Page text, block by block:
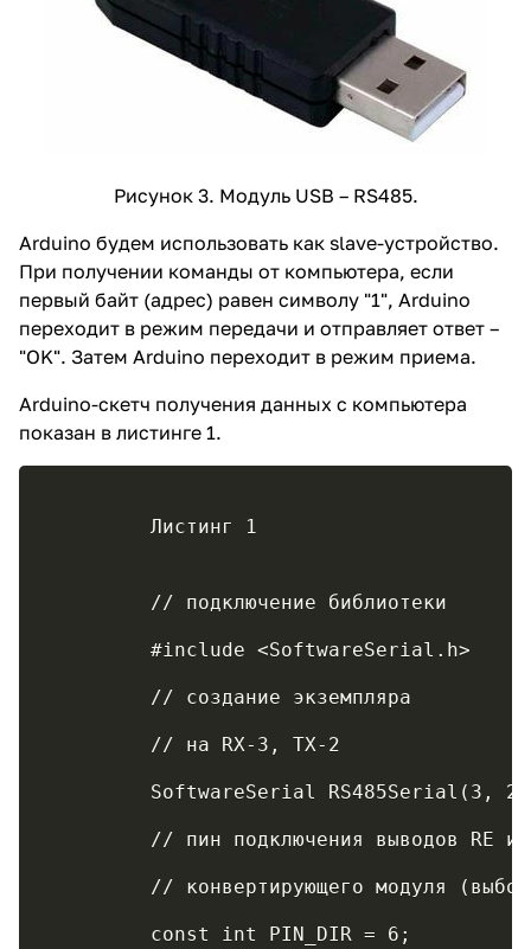
Рисунок 3. Модуль USB – RS485.
Arduino будем использовать как slave-устройство.
При получении команды от компьютера, если
первый байт (адрес) равен символу "1", Arduino
переходит в режим передачи и отправляет ответ –
"OK". Затем Arduino переходит в режим приема.
Arduino-скетч получения данных с компьютера
показан в листинге 1.
	 Листинг 1
	 // подключение библиотеки
	 #include <SoftwareSerial.h>
	 // создание экземпляра
	 // на RX-3, TX-2
SoftwareSerial RS485Serial(3,
// пин подключения выводов RE и
// конвертирующего модуля
	 const int PIN_DIR = 6;